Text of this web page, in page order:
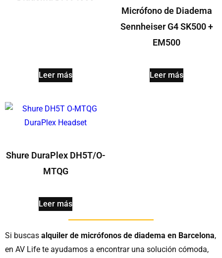
Leer más
Micrófono de Diadema
Sennheiser G4 SK500 +
EM500
Leer más
Shure DuraPlex DH5T/O-
MTQG
Leer más
Si buscas alquiler de micrófonos de diadema en Barcelona,
en AV Life te ayudamos a encontrar una solución cómoda,